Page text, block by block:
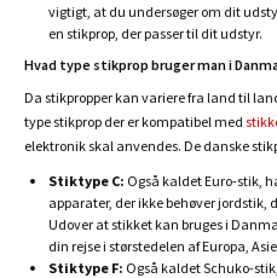
vigtigt, at du undersøger om dit
en stikprop, der passer til dit udstyr.
Hvad type stikprop bruger man i
Da stikpropper kan variere fra land til
type stikprop der er kompatibel med
elektronik skal anvendes. De danske
Stiktype C: Også kaldet Euro-stik,
apparater, der ikke behøver jordstik,
Udover at stikket kan bruges i
din rejse i størstedelen af Europa,
Stiktype F: Også kaldet Schuko-